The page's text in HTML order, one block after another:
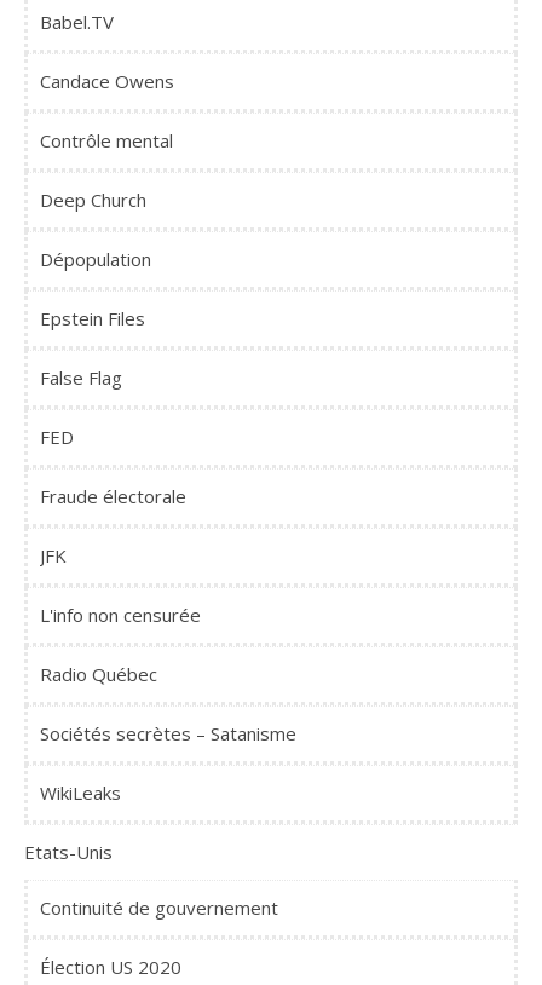
Babel.TV
Candace Owens
Contrôle mental
Deep Church
Dépopulation
Epstein Files
False Flag
FED
Fraude électorale
JFK
L'info non censurée
Radio Québec
Sociétés secrètes – Satanisme
WikiLeaks
Etats-Unis
Continuité de gouvernement
Élection US 2020